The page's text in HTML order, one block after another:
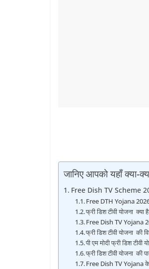
जानिए आपको यहाँ क्या-
Free Dish TV Scheme
Free DTH Yojana
फ्री डिश टीवी योजना क्‍या
Free Dish TV Yojana
फ्री डिश टीवी योजना की
पी एम मोदी फ्री डिश टीवी
फ्री डिश टीवी योजना की
Free Dish TV Yojana